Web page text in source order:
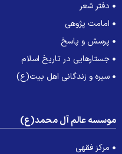
دفتر شعر
امامت پژوهی
پرسش و پاسخ
جستارهایی در تاریخ اسلام
سیره و زندگانی اهل بیت(ع)
عالم آل محمد(ع)
مرکز فقهی